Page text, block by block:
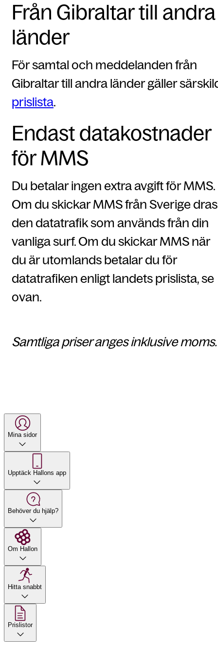
Från Gibraltar till andra
länder
För samtal och meddelanden från
Gibraltar till andra länder gäller
prislista.
Endast datakostnader
för MMS
Du betalar ingen extra avgift för MMS.
Om du skickar MMS från Sverige dras
den datatrafik som används från din
vanliga surf. Om du skickar MMS när
du är utomlands betalar du för
datatrafiken enligt landets prislista, se
ovan.
Samtliga priser anges inklusive moms.
Mina sidor
Upptäck Hallons app
Behöver du hjälp?
Om Hallon
Hitta snabbt
Prislistor